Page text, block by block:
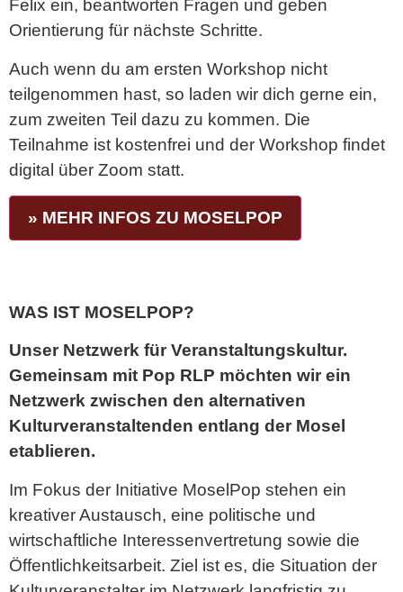
Felix ein, beantworten Fragen und geben
Orientierung für nächste Schritte.
Auch wenn du am ersten Workshop nicht
teilgenommen hast, so laden wir dich gerne ein,
zum zweiten Teil dazu zu kommen. Die
Teilnahme ist kostenfrei und der Workshop findet
digital über Zoom statt.
» MEHR INFOS ZU MOSELPOP
WAS IST MOSELPOP?
Unser Netzwerk für Veranstaltungskultur.
Gemeinsam mit Pop RLP möchten wir ein
Netzwerk zwischen den alternativen
Kulturveranstaltenden entlang der Mosel
etablieren.
Im Fokus der Initiative MoselPop stehen ein
kreativer Austausch, eine politische und
wirtschaftliche Interessenvertretung sowie die
Öffentlichkeitsarbeit. Ziel ist es, die Situation der